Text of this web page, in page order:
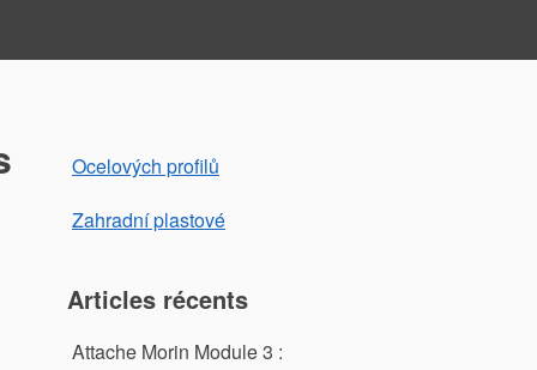
Ocelových profilů
Zahradní plastové
Articles récents
Attache Morin Module 3 :